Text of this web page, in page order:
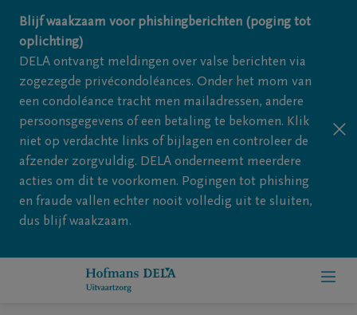
Overslaan en naar inhoud gaan
Blijf waakzaam voor phishingberichten (poging tot
oplichting)
DELA ontvangt meldingen over valse berichten via
zogezegde privécondoléances. Onder het mom van
een condoléance tracht men mailadressen, andere
persoonsgegevens of een betaling te bekomen. Klik
niet op verdachte links of bijlagen en controleer de
afzender zorgvuldig. DELA onderneemt meerdere
acties om dit te voorkomen. Pogingen tot phishing
en fraude vallen echter nooit volledig uit te sluiten,
dus blijf waakzaam.